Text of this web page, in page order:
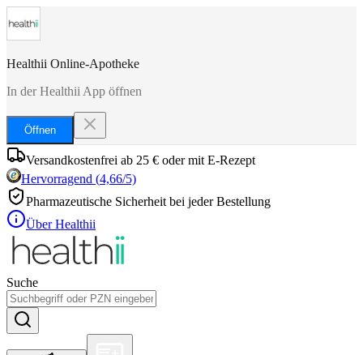
Healthii Online-Apotheke
In der Healthii App öffnen
Öffnen
Versandkostenfrei ab 25 € oder mit E-Rezept
Hervorragend (4,66/5)
Pharmazeutische Sicherheit bei jeder Bestellung
Über Healthii
Suche